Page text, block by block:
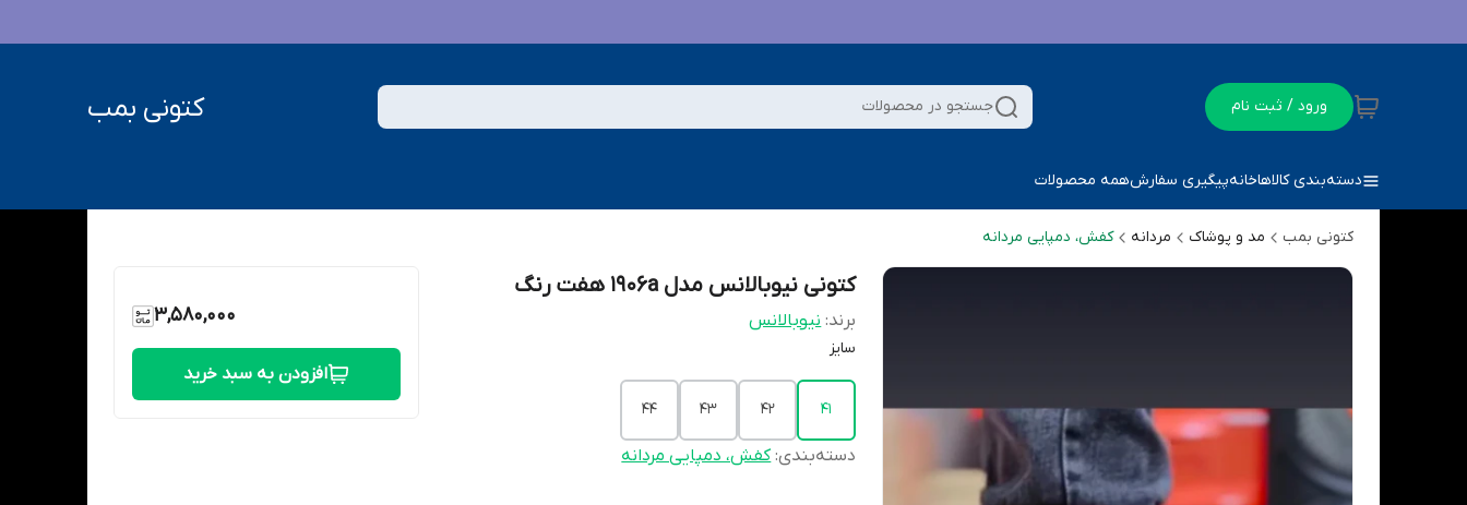
ورود / ثبت نام جستجو در محصولات کتونی بمب
دسته‌بندی کالاهاخانهپیگیری سفارشهمه محصولات
کتونی بمب مد و پوشاک مردانه کفش، دمپایی مردانه
کتونی نیوبالانس مدل 1906a هفت رنگ
برند: نیوبالانس
سایز
41
42
43
44
دسته‌بندی:کفش، دمپایی مردانه
3,580,000
افزودن به سبد خرید